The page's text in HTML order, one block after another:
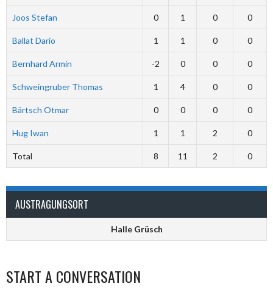
Joos Stefan 0 1 0 0
Ballat Dario 1 1 0 0
Bernhard Armin -2 0 0 0
Schweingruber Thomas 1 4 0 0
Bärtsch Otmar 0 0 0 0
Hug Iwan 1 1 2 0
Total 8 11 2 0
AUSTRAGUNGSORT
Halle Grüsch
START A CONVERSATION